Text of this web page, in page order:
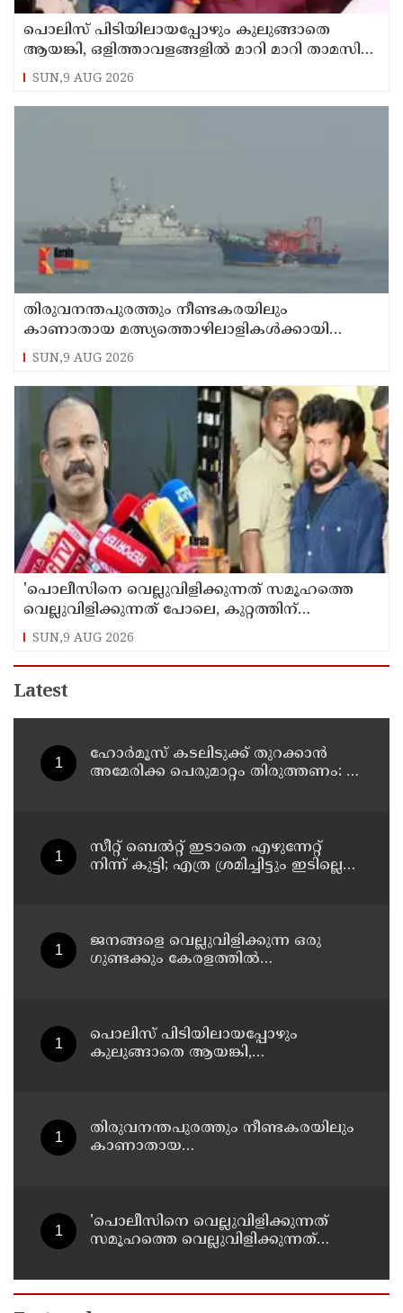
പൊലിസ് പിടിയിലായപ്പോഴും കുലുങ്ങാതെ
ആയങ്കി, ഒളിത്താവളങ്ങളില്‍ മാറി മാറി താമസിച്ച്
കണ്ണൂരിലെ ക്വട്ടേഷന്‍ നേതാവ്
SUN,9 AUG 2026
തിരുവനന്തപുരത്തും നീണ്ടകരയിലും
കാണാതായ മത്സ്യത്തൊഴിലാളികള്‍ക്കായി
തിരച്ചില്‍ പത്താം ദിവസത്തിലേക്ക്
SUN,9 AUG 2026
'പൊലീസിനെ വെല്ലുവിളിക്കുന്നത് സമൂഹത്തെ
വെല്ലുവിളിക്കുന്നത് പോലെ, കുറ്റത്തിന്
അനുസരിച്ച് ശിക്ഷ നല്‍കും':എഡിജിപി
SUN,9 AUG 2026
Latest
ഹോര്‍മൂസ് കടലിടുക്ക് തുറക്കാന്‍
അമേരിക്ക പെരുമാറ്റം തിരുത്തണം: 6
സീറ്റ് ബെല്‍റ്റ് ഇടാതെ എഴുന്നേറ്റ്
നിന്ന് കുട്ടി; എത്ര ശ്രമിച്ചിട്ടും ഇടില്ലെന്ന്
ജനങ്ങളെ വെല്ലുവിളിക്കുന്ന ഒരു
ഗുണ്ടക്കും കേരളത്തില്‍
പൊലിസ് പിടിയിലായപ്പോഴും
കുലുങ്ങാതെ ആയങ്കി,
തിരുവനന്തപുരത്തും നീണ്ടകരയിലും
കാണാതായ
'പൊലീസിനെ വെല്ലുവിളിക്കുന്നത്
സമൂഹത്തെ വെല്ലുവിളിക്കുന്നത്
ശിക്ഷ നല്‍കും':എഡിജിപി